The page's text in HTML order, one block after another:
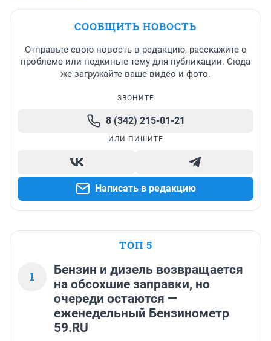
СООБЩИТЬ НОВОСТЬ
Отправьте свою новость в редакцию, расскажите о
проблеме или подкиньте тему для публикации. Сюда
же загружайте ваше видео и фото.
ЗВОНИТЕ
8 (342) 215-01-21
ИЛИ ПИШИТЕ
Написать в редакцию
ТОП 5
1
Бензин и дизель возвращается
на обсохшие заправки, но
очереди остаются —
еженедельный Бензинометр
59.RU